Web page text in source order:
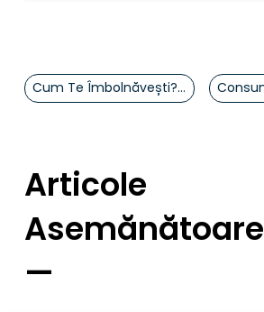
Cum Te Îmbolnăvești? Tăcerea Defensivă și Sănătatea
Articole
Asemănătoare
—